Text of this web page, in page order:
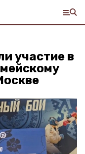
участие в